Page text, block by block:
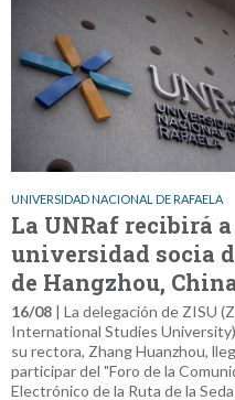
UNIVERSIDAD NACIONAL DE RAFAELA
La UNRaf recibirá
universidad socia
de Hangzhou,
16/08 | La delegación de ZISU
International Studies
su rectora, Zhang Huanzhou,
participar del "Foro de la
Electrónico de la Ruta de la